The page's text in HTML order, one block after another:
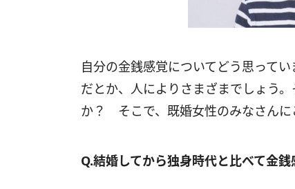
自分の金銭感覚についてどう思って
だとか、人によりさまざまでしょう
か？ そこで、既婚女性のみなさんに
Q.結婚してから独身時代と比べて金